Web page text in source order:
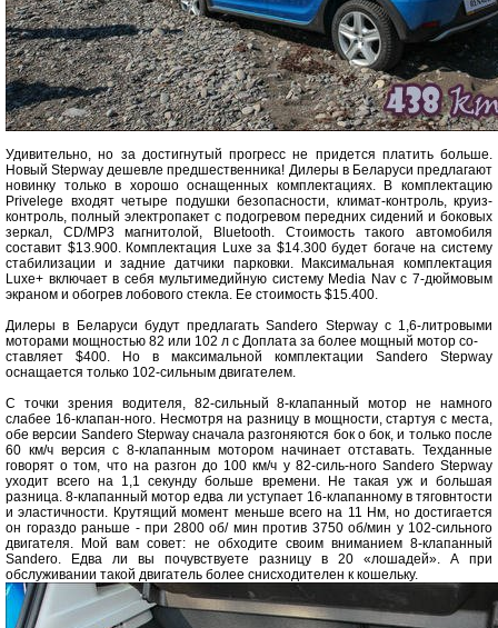
Удивительно, но за достигнутый прогресс не придется платить больше.
Новый Stepway дешевле предшественника! Дилеры в Беларуси предлагают
новинку только в хорошо оснащенных комплектациях. В комплектацию
Privelege входят четыре подушки безопасности, климат-контроль, круиз-
контроль, полный электропакет с подогревом передних сидений и боковых
зеркал, CD/MP3 магнитолой, Bluetooth. Стоимость такого автомобиля
составит $13.900. Комплектация Luxe за $14.300 будет богаче на систему
стабилизации и задние датчики парковки. Максимальная комплектация
Luxe+ включает в себя мультимедийную систему Media Nav с 7-дюймовым
экраном и обогрев лобового стекла. Ее стоимость $15.400.
Дилеры в Беларуси будут предлагать Sandero Stepway с 1,6-литровыми
моторами мощностью 82 или 102 л с Доплата за более мощный мотор со-
ставляет $400. Но в максимальной комплектации Sandero Stepway
оснащается только 102-сильным двигателем.
С точки зрения водителя, 82-сильный 8-клапанный мотор не намного
слабее 16-клапан-ного. Несмотря на разницу в мощности, стартуя с места,
обе версии Sandero Stepway сначала разгоняются бок о бок, и только после
60 км/ч версия с 8-клапанным мотором начинает отставать. Техданные
говорят о том, что на разгон до 100 км/ч у 82-силь-ного Sandero Stepway
уходит всего на 1,1 секунду больше времени. Не такая уж и большая
разница. 8-клапанный мотор едва ли уступает 16-клапанному в тяговнтости
и эластичности. Крутящий момент меньше всего на 11 Нм, но достигается
он гораздо раньше - при 2800 об/ мин против 3750 об/мин у 102-сильного
двигателя. Мой вам совет: не обходите своим вниманием 8-клапанный
Sandero. Едва ли вы почувствуете разницу в 20 «лошадей». А при
обслуживании такой двигатель более снисходителен к кошельку.